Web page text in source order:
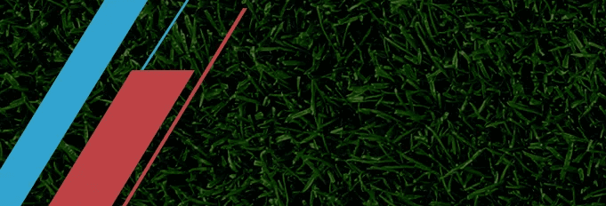
2026日职联临近开赛，横滨水手投入季前热身备战。球队积极调整阵容，目标在跨
横滨水手
官宣！川村拓梦回归广岛三箭补强中场
北京时间7月25日官方消息，日本中场川村拓梦离开萨尔茨堡红牛，永久转会重返
赛。
川村拓梦 广岛三